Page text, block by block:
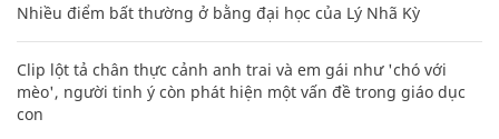
Nhiều điểm bất thường ở bằng đại học của Lý Nhã Kỳ
Clip lột tả chân thực cảnh anh trai và em gái như 'chó với
mèo', người tinh ý còn phát hiện một vấn đề trong giáo dục
con